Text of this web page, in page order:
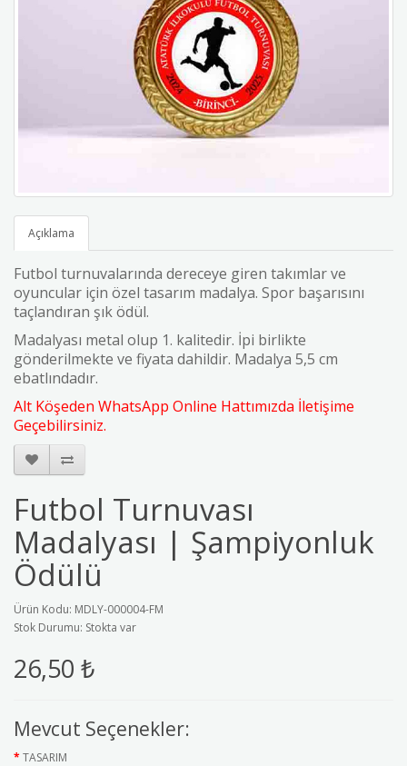
Açıklama
Futbol turnuvalarında dereceye giren takımlar ve
oyuncular için özel tasarım madalya. Spor başarısını
taçlandıran şık ödül.
Madalyası metal olup 1. kalitedir. İpi birlikte
gönderilmekte ve fiyata dahildir. Madalya 5,5 cm
ebatlındadır.
Alt Köşeden WhatsApp Online Hattımızda İletişime
Geçebilirsiniz.
Futbol Turnuvası
Madalyası | Şampiyonluk
Ödülü
Ürün Kodu: MDLY-000004-FM
Stok Durumu: Stokta var
26,50 ₺
Mevcut Seçenekler:
TASARIM